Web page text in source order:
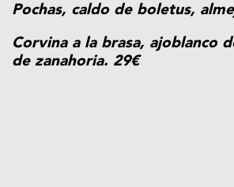
Pochas, caldo de boletus,
Corvina a la brasa, ajoblanco
de zanahoria. 29€